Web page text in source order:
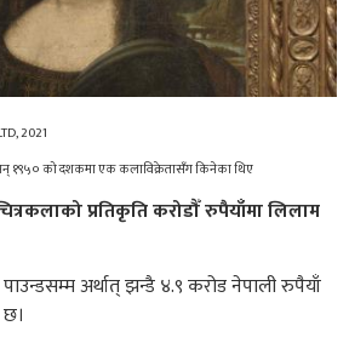
2021
१९५० को दशकमा एक कलाविक्रेतासँग किनेका थिए
प्रतिकृति करोडौँ रुपैयाँमा लिलाम
अर्थात् झन्डै ४.९ करोड नेपाली रुपैयाँ